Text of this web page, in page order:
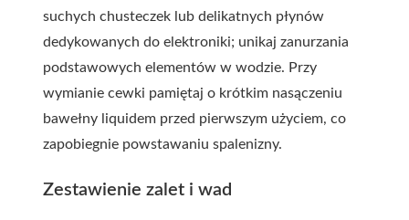
suchych chusteczek lub delikatnych płynów
dedykowanych do elektroniki; unikaj zanurzania
podstawowych elementów w wodzie. Przy
wymianie cewki pamiętaj o krótkim nasączeniu
bawełny liquidem przed pierwszym użyciem, co
zapobiegnie powstawaniu spalenizny.
Zestawienie zalet i wad